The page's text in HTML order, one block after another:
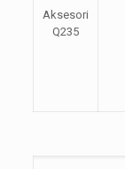
Aksesori
Q235